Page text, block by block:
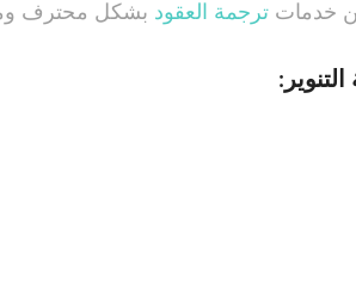
خدمات ترجمة العقود بشكل محترف